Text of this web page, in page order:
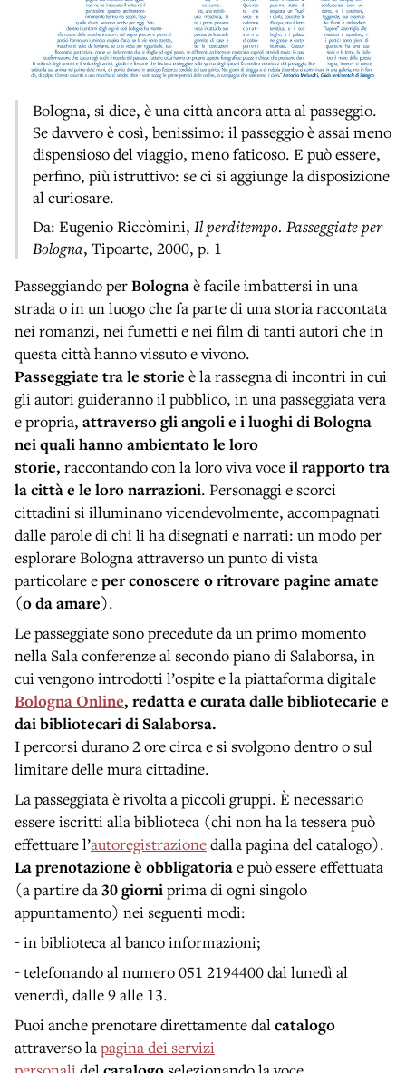
Bologna, si dice, è una città ancora atta al passeggio.
Se davvero è così, benissimo: il passeggio è assai meno
dispensioso del viaggio, meno faticoso. E può essere,
perfino, più istruttivo: se ci si aggiunge la disposizione
al curiosare.
Da: Eugenio Riccòmini, Il perditempo. Passeggiate per
Bologna, Tipoarte, 2000, p. 1
Passeggiando perBolognaè facile imbattersi in una
strada o in un luogo che fa parte di una storia raccontata
nei romanzi, nei fumetti e nei film di tanti autori che in
questa città hanno vissuto e vivono.
Passeggiate tra le storie è la rassegna di incontri in cui
gli autori guideranno il pubblico, in una passeggiata vera
e propria, attraverso gli angoli e i luoghi di Bologna
nei quali hanno ambientato le loro
storie, raccontando con la loro viva voceil rapporto tra
la città e le loro narrazioni. Personaggi e scorci
cittadini si illuminano vicendevolmente, accompagnati
dalle parole di chi li ha disegnati e narrati: un modo per
esplorare Bologna attraverso un punto di vista
particolare eper conoscere o ritrovare pagine amate
(o da amare).
Le passeggiate sono precedute da un primo momento
nella Sala conferenze al secondo piano di Salaborsa, in
cui vengono introdotti l’ospite e la piattaforma digitale
Bologna Online, redatta e curata dalle bibliotecarie e
dai bibliotecari di Salaborsa.
I percorsi durano 2 ore circa e si svolgono dentro o sul
limitare delle mura cittadine.
La passeggiata è rivolta a piccoli gruppi. È necessario
essere iscritti alla biblioteca (chi non ha la tessera può
effettuare l’autoregistrazionedalla pagina del catalogo).
La prenotazione è obbligatoriae può essere effettuata
(a partire da30 giorniprima di ogni singolo
appuntamento) nei seguenti modi:
- in biblioteca al banco informazioni;
- telefonando al numero 051 2194400 dal lunedì al
venerdì, dalle 9 alle 13.
Puoi anche prenotare direttamente dalcatalogo
attraverso lapagina dei servizi